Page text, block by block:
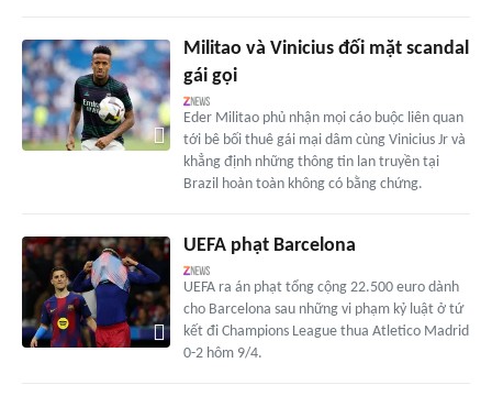
Militao và Vinicius đối mặt scandal
gái gọi
Eder Militao phủ nhận mọi cáo buộc liên quan
tới bê bối thuê gái mại dâm cùng Vinicius Jr và
khẳng định những thông tin lan truyền tại
Brazil hoàn toàn không có bằng chứng.
UEFA phạt Barcelona
UEFA ra án phạt tổng cộng 22.500 euro dành
cho Barcelona sau những vi phạm kỷ luật ở tứ
kết đi Champions League thua Atletico Madrid
0-2 hôm 9/4.